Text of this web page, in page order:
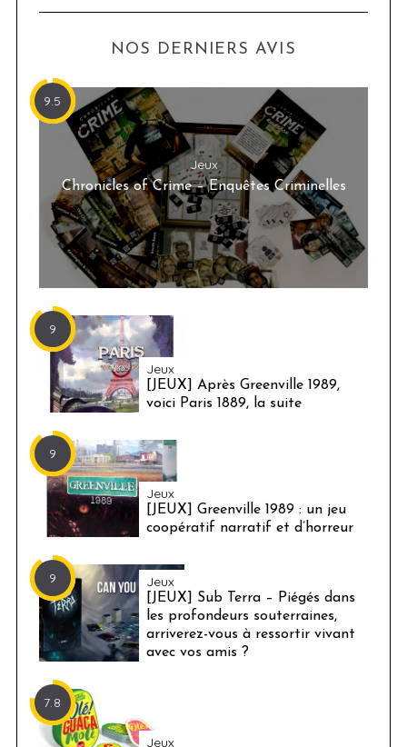
NOS DERNIERS AVIS
9.5
Jeux
Chronicles of Crime – Enquêtes Criminelles
9
Jeux
[JEUX] Après Greenville 1989,
voici Paris 1889, la suite
9
Jeux
[JEUX] Greenville 1989 : un jeu
coopératif narratif et d’horreur
9 Jeux
[JEUX] Sub Terra – Piégés dans
les profondeurs souterraines,
arriverez-vous à ressortir vivant
avec vos amis ?
7.8
Jeux